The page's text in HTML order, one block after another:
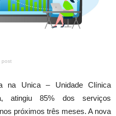
post
na Unica – Unidade Clínica
atingiu 85% dos serviços
próximos três meses. A nova